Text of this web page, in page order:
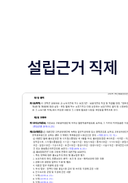
설립근거 직제